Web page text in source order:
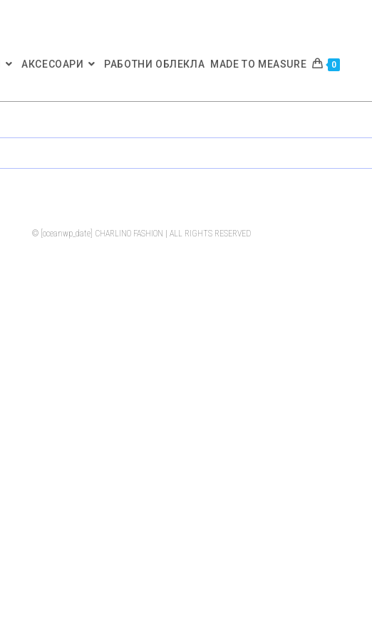
АКСЕСОАРИ РАБОТНИ ОБЛЕКЛА MADE TO MEASURE 0
© [oceanwp_date] CHARLINO FASHION | ALL RIGHTS RESERVED